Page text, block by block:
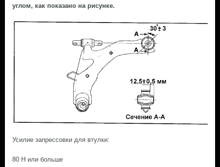
углом, как показано на рисунке.
Усилие запрессовки для втулки:
80 Н или больше